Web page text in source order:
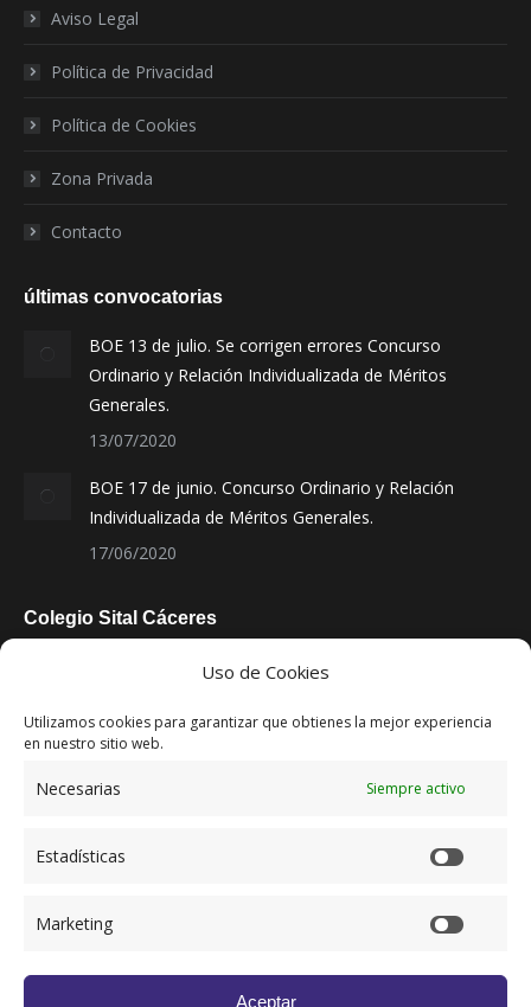
Uso de Cookies
Utilizamos cookies para garantizar que obtienes la mejor experiencia
en nuestro sitio web.
Necesarias Siempre activo
Estadísticas
Marketing
Aceptar
Aviso Legal
Política de Privacidad
Política de Cookies
Zona Privada
Contacto
últimas convocatorias
BOE 13 de julio. Se corrigen errores Concurso
Ordinario y Relación Individualizada de Méritos
Generales.
13/07/2020
BOE 17 de junio. Concurso Ordinario y Relación
Individualizada de Méritos Generales.
17/06/2020
Colegio Sital Cáceres
C/ San Vicente de Paul, 2 2º izq
927 22 05 97
info@cositcaceres.org